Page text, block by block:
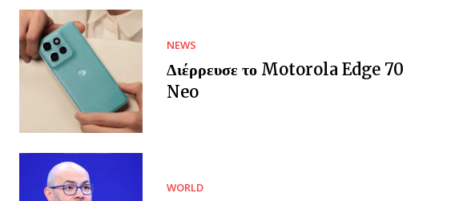
NEWS
Διέρρευσε το Motorola Edge 70
Neo
WORLD